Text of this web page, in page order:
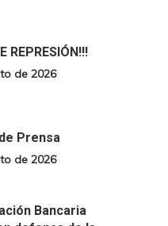
REPRESIÓN!!!
de 2026
Prensa
de 2026
Bancaria